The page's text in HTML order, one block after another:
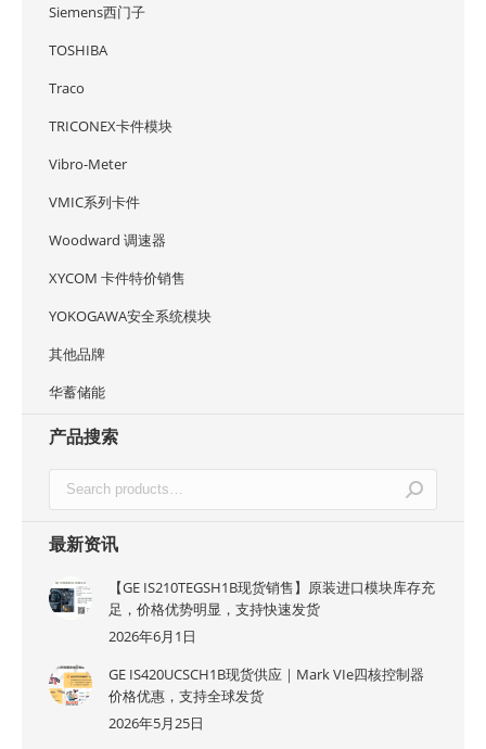
Siemens西门子
TOSHIBA
Traco
TRICONEX卡件模块
Vibro-Meter
VMIC系列卡件
Woodward 调速器
XYCOM 卡件特价销售
YOKOGAWA安全系统模块
其他品牌
华蓄储能
产品搜索
最新资讯
【GE IS210TEGSH1B现货销售】原装进口模块库存充
足，价格优势明显，支持快速发货
2026年6月1日
GE IS420UCSCH1B现货供应｜Mark VIe四核控制器
价格优惠，支持全球发货
2026年5月25日